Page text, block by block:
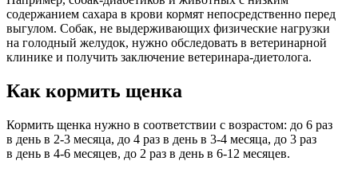
содержанием сахара в крови кормят непосредственно перед
выгулом. Собак, не выдерживающих физические нагрузки
на голодный желудок, нужно обследовать в ветеринарной
клинике и получить заключение ветеринара-диетолога.
Как кормить щенка
Кормить щенка нужно в соответствии с возрастом: до 6 раз
в день в 2-3 месяца, до 4 раз в день в 3-4 месяца, до 3 раз
в день в 4-6 месяцев, до 2 раз в день в 6-12 месяцев.